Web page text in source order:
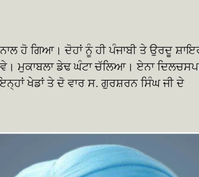
ਹੋ ਗਿਆ। ਦੋਹਾਂ ਨੂੰ ਹੀ ਪੰਜਾਬੀ ਤੇ ਉਰਦੂ
ਮੁਕਾਬਲਾ ਡੇਢ ਘੰਟਾ ਚੱਲਿਆ। ਏਨਾ ਦਿਲਚਸਪ
ਖੇਡਾਂ ਤੇ ਦੋ ਵਾਰ ਸ. ਗੁਰਸ਼ਰਨ ਸਿੰਘ ਜੀ ਦੇ